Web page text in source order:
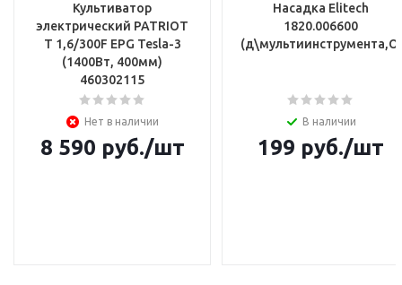
Культиватор
электрический PATRIOT
T 1,6/300F EPG Tesla-3
(1400Вт, 400мм)
460302115
Нет в наличии
8 590 руб./шт
Насадка Elitech
1820.006600
В наличии
199 руб./шт